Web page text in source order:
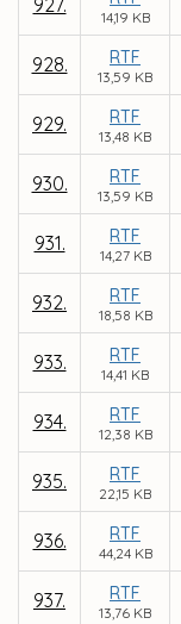
927.
14,19 KB
928. RTF
13,59 KB
929. RTF
13,48 KB
930. RTF
13,59 KB
931. RTF
14,27 KB
932. RTF
18,58 KB
933. RTF
14,41 KB
934. RTF
12,38 KB
935. RTF
22,15 KB
936. RTF
44,24 KB
937. RTF
13,76 KB